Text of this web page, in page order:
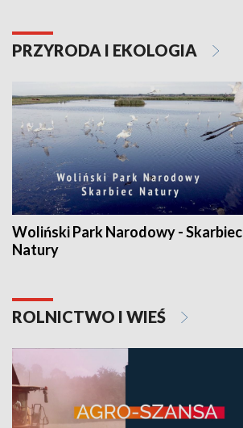
PRZYRODA I EKOLOGIA
Woliński Park Narodowy - Skarbiec
Natury
ROLNICTWO I WIEŚ